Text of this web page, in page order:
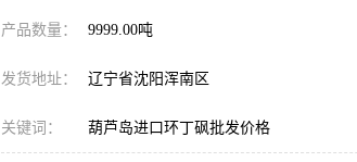
产品数量： 9999.00吨
发货地址： 辽宁省沈阳浑南区
关键词： 葫芦岛进口环丁砜批发价格